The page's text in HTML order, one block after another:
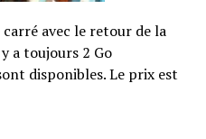
avec le retour de la
a toujours 2 Go
disponibles. Le prix est